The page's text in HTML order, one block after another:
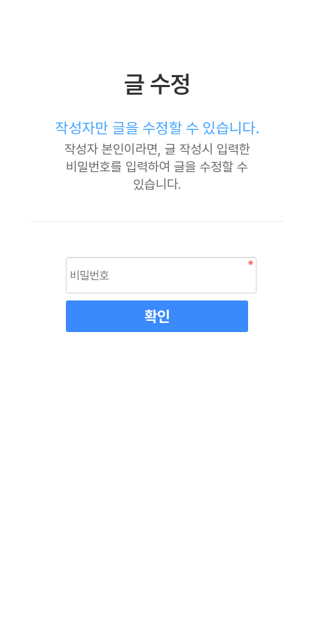
글 수정
작성자만 글을 수정할 수 있습니다.
작성자 본인이라면, 글 작성시 입력한
비밀번호를 입력하여 글을 수정할 수
있습니다.